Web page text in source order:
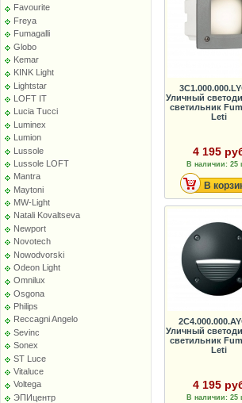
Favourite
Freya
Fumagalli
Globo
Kemar
KINK Light
Lightstar
LOFT IT
Lucia Tucci
Luminex
Lumion
Lussole
Lussole LOFT
Mantra
Maytoni
MW-Light
Natali Kovaltseva
Newport
Novotech
Nowodvorski
Odeon Light
Omnilux
Osgona
Philips
Reccagni Angelo
Sevinc
Sonex
ST Luce
Vitaluce
Voltega
ЭПИцентр
Уличный
светильник
Leti
4 195
В наличии: 25
В
Уличный
светильник
Leti
4 195
В наличии: 25